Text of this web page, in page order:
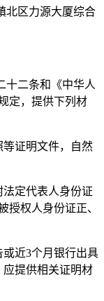
北区力源大厦综合
十二条和《中华人
定，提供下列材
证明文件，自然
定代表人身份证
授权人身份证正、
或近3个月银行出具
应提供相关证明材